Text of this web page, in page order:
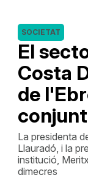
El
Costa
de
SOCIETAT
La presidenta
Llauradó, i la
institució,
dimecres